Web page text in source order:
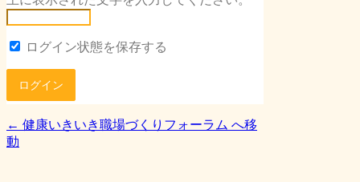
ログイン状態を保存する
← 健康いきいき職場づくりフォーラム へ移
動